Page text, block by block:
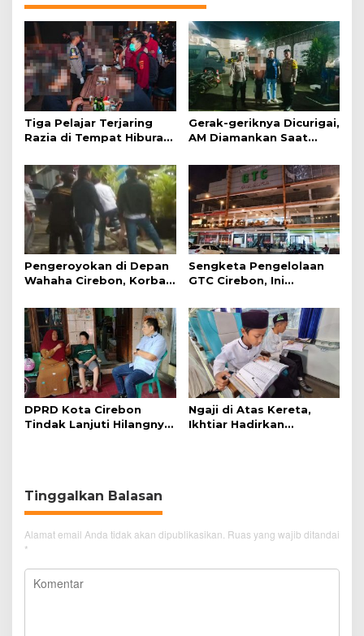
Tiga Pelajar Terjaring
Razia di Tempat Hiburan
Gerak-geriknya Dicurigai,
AM Diamankan Saat
Pengeroyokan di Depan
Wahaha Cirebon, Korban
Polisi
Sengketa Pengelolaan
GTC Cirebon, Ini
Simanjuntak
DPRD Kota Cirebon
Tindak Lanjuti Hilangnya
Ngaji di Atas Kereta,
Ikhtiar Hadirkan
Tinggalkan Balasan
Alamat email Anda tidak akan dipublikasikan. Ruas yang wajib ditandai
*